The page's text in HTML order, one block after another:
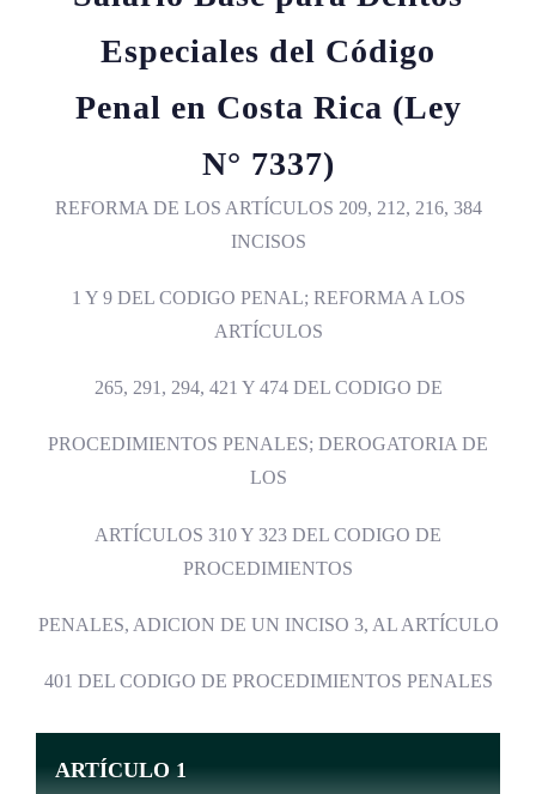
Especiales del Código
Penal en Costa Rica (Ley
N° 7337)
REFORMA DE LOS ARTÍCULOS 209, 212, 216, 384
INCISOS
1 Y 9 DEL CODIGO PENAL; REFORMA A LOS
ARTÍCULOS
265, 291, 294, 421 Y 474 DEL CODIGO DE
PROCEDIMIENTOS PENALES; DEROGATORIA DE
LOS
ARTÍCULOS 310 Y 323 DEL CODIGO DE
PROCEDIMIENTOS
PENALES, ADICION DE UN INCISO 3, AL ARTÍCULO
401 DEL CODIGO DE PROCEDIMIENTOS PENALES
ARTÍCULO 1